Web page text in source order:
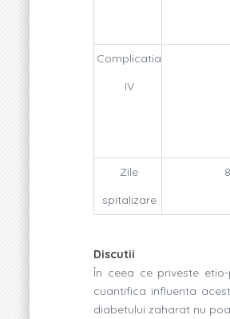
Complicatia
IV
Zile
spitalizare
Discutii
În ceea ce priveste
cuantifica influenta
diabetului zaharat nu